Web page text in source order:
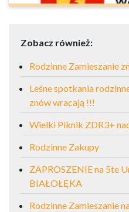
Zobacz również:
Rodzinne Zamieszanie
Leśne spotkania
znów wracają !!!
Wielki Piknik ZDR3+
Rodzinne Zakupy
ZAPROSZENIE na 5te
BIAŁOŁĘKA
Rodzinne Zamieszanie